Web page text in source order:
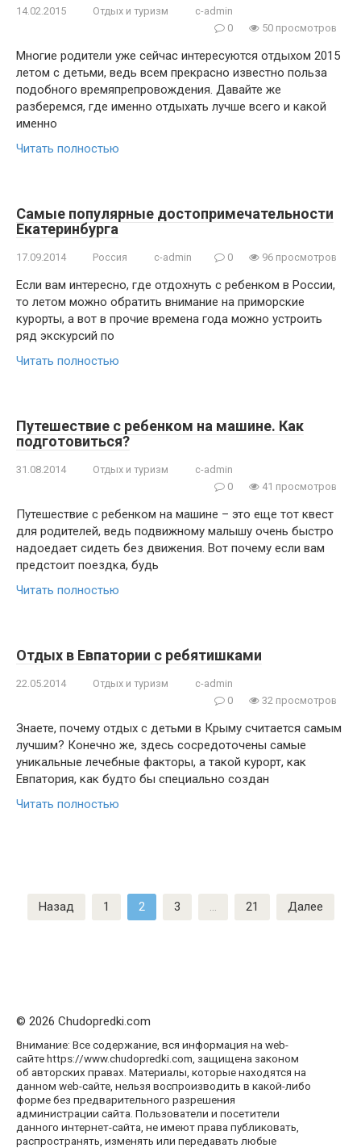
14.02.2015 Отдых и туризм
c-admin
0
50 просмотров
Многие родители уже сейчас интересуются отдыхом 2015
летом с детьми, ведь всем прекрасно известно польза
подобного времяпрепровождения. Давайте же
разберемся, где именно отдыхать лучше всего и какой
именно
Читать полностью
Самые популярные достопримечательности
Екатеринбурга
17.09.2014 Россия c-admin 0 96 просмотров
Если вам интересно, где отдохнуть с ребенком в России,
то летом можно обратить внимание на приморские
курорты, а вот в прочие времена года можно устроить
ряд экскурсий по
Читать полностью
Путешествие с ребенком на машине. Как
подготовиться?
31.08.2014 Отдых и туризм
c-admin
0
41 просмотров
Путешествие с ребенком на машине – это еще тот квест
для родителей, ведь подвижному малышу очень быстро
надоедает сидеть без движения. Вот почему если вам
предстоит поездка, будь
Читать полностью
Отдых в Евпатории с ребятишками
22.05.2014 Отдых и туризм
c-admin
0
32 просмотров
Знаете, почему отдых с детьми в Крыму считается самым
лучшим? Конечно же, здесь сосредоточены самые
уникальные лечебные факторы, а такой курорт, как
Евпатория, как будто бы специально создан
Читать полностью
Пагинация
записей
Назад 1 2 3 … 21 Далее
© 2026 Chudopredki.com
Внимание: Все содержание, вся информация на web-
сайте https://www.chudopredki.com, защищена законом
об авторских правах. Материалы, которые находятся на
данном web-сайте, нельзя воспроизводить в какой-либо
форме без предварительного разрешения
администрации сайта. Пользователи и посетители
данного интернет-сайта, не имеют права публиковать,
распространять, изменять или передавать любые